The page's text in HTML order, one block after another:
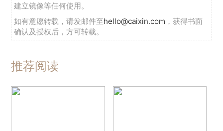
建立镜像等任何使用。
如有意愿转载，请发邮件至hello@caixin.com ，获得书面
确认及授权后，方可转载。
推荐阅读